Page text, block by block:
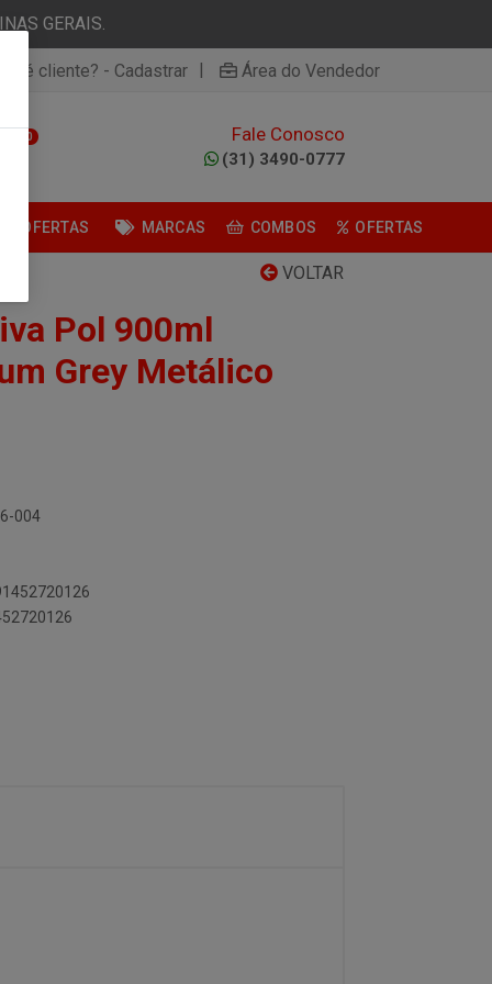
GERAIS.
é cliente? - Cadastrar | Área do Vendedor
0 Fale Conosco
(31) 3490-0777
OFERTAS MARCAS COMBOS OFERTAS
VOLTAR
Pol 900ml
Grey Metálico
004